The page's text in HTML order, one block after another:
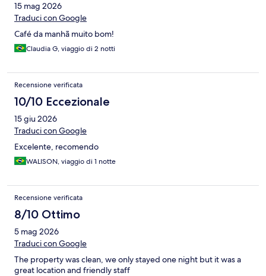
15 mag 2026
Traduci con Google
Café da manhã muito bom!
Claudia G, viaggio di 2 notti
Recensione verificata
10/10 Eccezionale
15 giu 2026
Traduci con Google
Excelente, recomendo
WALISON, viaggio di 1 notte
Recensione verificata
8/10 Ottimo
5 mag 2026
Traduci con Google
The property was clean, we only stayed one night but it was a
great location and friendly staff